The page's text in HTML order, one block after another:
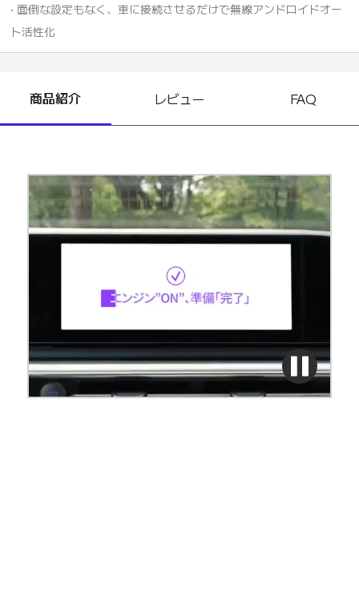
• 面倒な設定もなく、車に接続させるだけで無線アンドロイドオー
ト活性化
商品紹介 レビュー FAQ